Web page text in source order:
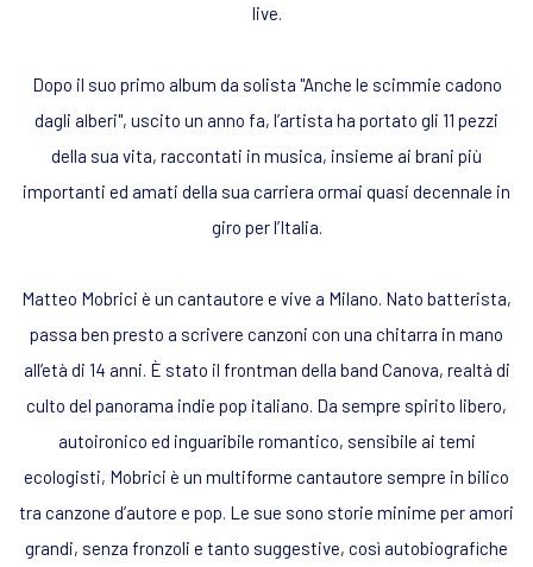
live.
Dopo il suo primo album da solista "Anche le scimmie cadono
dagli alberi", uscito un anno fa, l’artista ha portato gli 11 pezzi
della sua vita, raccontati in musica, insieme ai brani più
importanti ed amati della sua carriera ormai quasi decennale in
giro per l’Italia.
Matteo Mobrici è un cantautore e vive a Milano. Nato batterista,
passa ben presto a scrivere canzoni con una chitarra in mano
all’età di 14 anni. È stato il frontman della band Canova, realtà di
culto del panorama indie pop italiano. Da sempre spirito libero,
autoironico ed inguaribile romantico, sensibile ai temi
ecologisti, Mobrici è un multiforme cantautore sempre in bilico
tra canzone d’autore e pop. Le sue sono storie minime per amori
grandi, senza fronzoli e tanto suggestive, così autobiografiche